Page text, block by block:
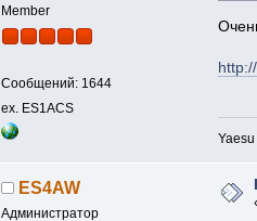
Member
Сообщений: 1644
ex. ES1ACS
ES4AW
Администратор